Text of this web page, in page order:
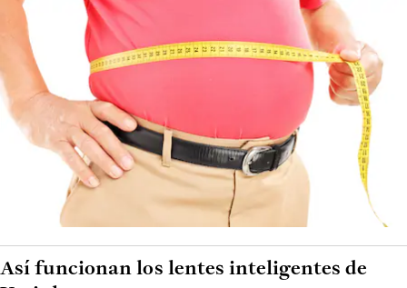
Así funcionan los lentes inteligentes de